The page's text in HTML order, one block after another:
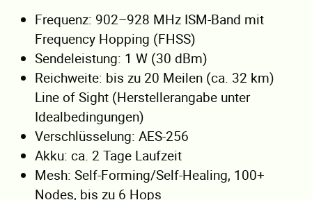
Frequenz: 902–928 MHz ISM-Band mit
Frequency Hopping (FHSS)
Sendeleistung: 1 W (30 dBm)
Reichweite: bis zu 20 Meilen (ca. 32 km)
Line of Sight (Herstellerangabe unter
Idealbedingungen)
Verschlüsselung: AES-256
Akku: ca. 2 Tage Laufzeit
Mesh: Self-Forming/Self-Healing, 100+
Nodes, bis zu 6 Hops